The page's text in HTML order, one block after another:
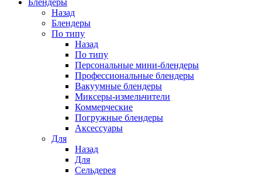
Блендеры
Назад
Блендеры
По типу
Назад
По типу
Персональные мини-блендеры
Профессиональные блендеры
Вакуумные блендеры
Миксеры-измельчители
Коммерческие
Погружные блендеры
Аксессуары
Для
Назад
Для
Сельдерея